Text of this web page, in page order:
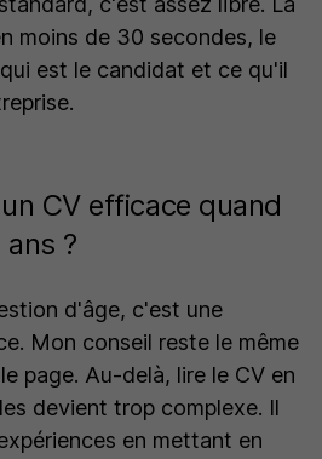
moins de 30 secondes, le
est le candidat et ce qu'il
CV efficace quand
?
d'âge, c'est une
Mon conseil reste le même
page. Au-delà, lire le CV en
devient trop complexe. Il
en mettant en